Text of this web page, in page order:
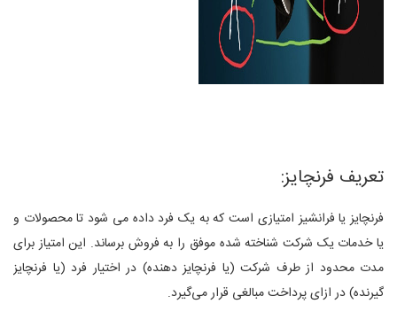
تعریف فرنچایز:
فرنچایز یا فرانشیز امتیازی است که به یک فرد داده می شود تا محصولات و
یا خدمات یک شرکت شناخته شده موفق را به فروش برساند. این امتیاز برای
مدت محدود از طرف شرکت (یا فرنچایز دهنده) در اختیار فرد (یا فرنچایز
گیرنده) در ازای پرداخت مبالغی قرار می‌گیرد.